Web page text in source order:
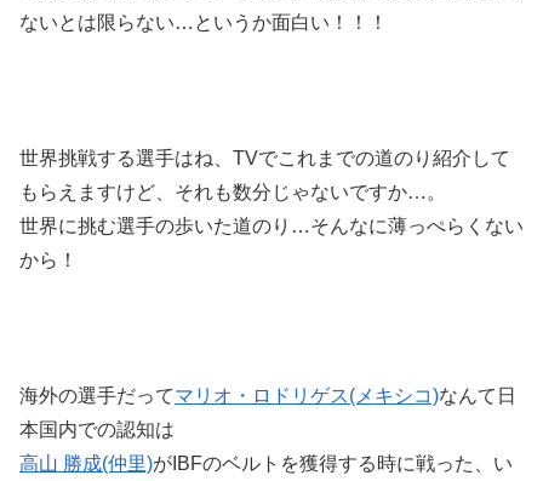
ないとは限らない…というか面白い！！！
世界挑戦する選手はね、TVでこれまでの道のり紹介して
もらえますけど、それも数分じゃないですか…。
世界に挑む選手の歩いた道のり…そんなに薄っぺらくない
から！
海外の選手だってマリオ・ロドリゲス(メキシコ)なんて日
本国内での認知は
高山 勝成(仲里)がIBFのベルトを獲得する時に戦った、い